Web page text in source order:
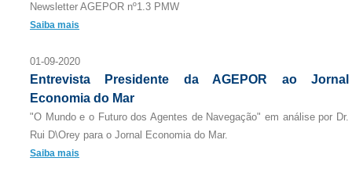
Newsletter AGEPOR nº1.3 PMW
Saiba mais
01-09-2020
Entrevista Presidente da AGEPOR ao Jornal
Economia do Mar
"O Mundo e o Futuro dos Agentes de Navegação" em análise por Dr.
Rui D\Orey para o Jornal Economia do Mar.
Saiba mais